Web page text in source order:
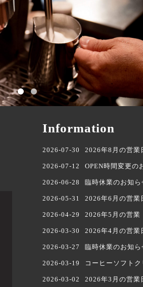
Information
2026-07-30 2026年8月の営業
2026-07-12 OPEN時間変更の
2026-06-28 臨時休業のお知ら
2026-05-31 2026年6月の営業
2026-04-29 2026年5月の営業
2026-03-30 2026年4月の営業
2026-03-27 臨時休業のお知ら
2026-03-19 コーヒーソフトク
2026-03-02 2026年3月の営業